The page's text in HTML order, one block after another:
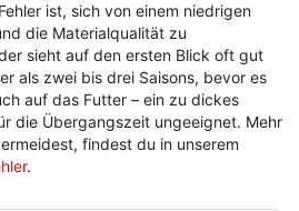
ist, sich von einem niedrigen
die Materialqualität zu
sieht auf den ersten Blick oft gut
als zwei bis drei Saisons, bevor es
auf das Futter – ein zu dickes
die Übergangszeit ungeeignet. Mehr
findest du in unserem
.